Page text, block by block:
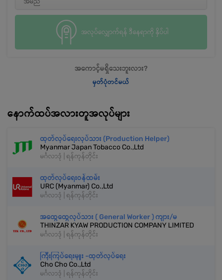
အလုပ်လျှောက်ရန် ဒီနေရာကို နှိပ်ပါ
အကောင့်မရှိသေးဘူးလား?
မှတ်ပုံတင်မယ်
နောက်ထပ်အလားတူအလုပ်များ
ထုတ်လုပ်ရေးလုပ်သား (Production Helper)
Myanmar Japan Tobacco Co.,Ltd
မင်္ဂလာဒုံ | ရန်ကုန်တိုင်း
ထုတ်လုပ်ရေးဝန်ထမ်း
URC (Myanmar) Co.,Ltd
မင်္ဂလာဒုံ | ရန်ကုန်တိုင်း
အထွေထွေလုပ်သား ( General Worker ) ကျား/မ
THINZAR KYAW PRODUCTION COMPANY LIMITED
မင်္ဂလာဒုံ | ရန်ကုန်တိုင်း
ကြီးကြပ်ရေးမှူး -ထုတ်လုပ်ရေး
Cho Cho Co.,Ltd
မင်္ဂလာဒုံ | ရန်ကုန်တိုင်း